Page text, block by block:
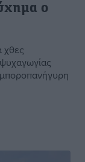
ο
χθες